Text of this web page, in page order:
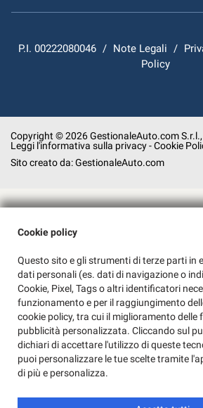
P.I. 00222080046 / Note Legali /
Policy
Copyright © 2026 GestionaleAuto.com
Leggi l'informativa sulla privacy-Cookie
Sito creato da:GestionaleAuto.com
Cookie policy
Questo sito e gli strumenti di terze parti in
dati personali (es. dati di navigazione o
Cookie, Pixel, Tags o altri identificatori
funzionamento e per il raggiungimento
cookie policy, tra cui il miglioramento delle
pubblicità personalizzata. Cliccando sul
dichiari di accettare l'utilizzo di queste
puoi personalizzare le tue scelte tramite
di più e personalizza.